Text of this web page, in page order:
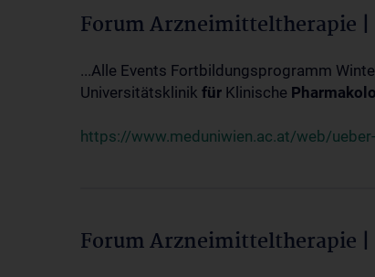
Forum Arzneimitteltherapie |
...Alle Events Fortbildungsprogramm
Universitätsklinik für Klinische
https://www.meduniwien.ac.at/web/
Forum Arzneimitteltherapie |